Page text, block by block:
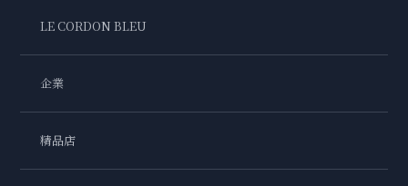
LE CORDON BLEU
企業
精品店